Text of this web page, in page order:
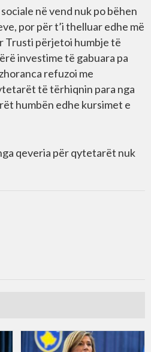
në vend nuk po bëhen
por për t’i thelluar edhe më
Trusti përjetoi humbje të
investime të gabuara pa
refuzoi me
të tërhiqnin para nga
humbën edhe kursimet e
qeveria për qytetarët nuk